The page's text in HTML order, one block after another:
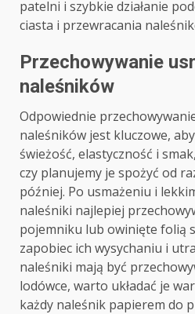
patelni i szybkie działanie
ciasta i przewracania
Przechowywanie
naleśników
Odpowiednie
naleśników jest kluczowe,
świeżość, elastyczność i
czy planujemy je spożyć od
później. Po usmażeniu i
naleśniki najlepiej
pojemniku lub owinięte folią
zapobiec ich wysychaniu i
naleśniki mają być
lodówce, warto układać je
każdy naleśnik papierem do